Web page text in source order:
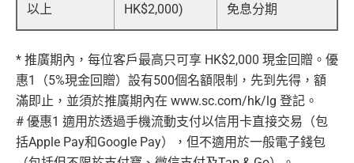
以上
HK$2,000)
免息分期
* 推廣期內，每位客戶最高只可享 HK$2,000 現金回贈。優
惠1（5%現金回贈）設有500個名額限制，先到先得，額
滿即止，並須於推廣期內在 www.sc.com/hk/lg 登記。
# 優惠1 適用於透過手機流動支付以信用卡直接交易（包
括Apple Pay和Google Pay），但不適用於一般電子錢包